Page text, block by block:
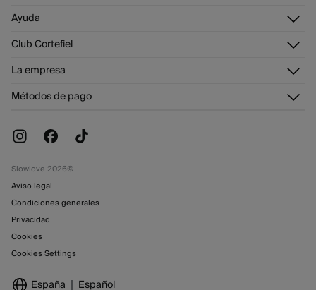
Registrarme
Direcciones de envío
Tarjeta regalo online
Tarjeta abono
Ayuda
Atención al cliente
Preguntas frecuentes
Cambios, devoluciones y desistimiento
Club Cortefiel
La empresa
Trabaja con nosotros
Métodos de pago
Slowlove 2026©
Aviso legal
Condiciones generales
Privacidad
Cookies
Cookies Settings
España Español